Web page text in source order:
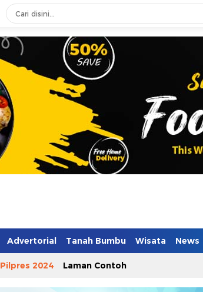
Advertorial Tanah Bumbu Wisata News
Pilpres 2024 Laman Contoh